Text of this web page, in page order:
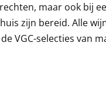
maar ook bij
zijn bereid. Alle
VGC-selecties van